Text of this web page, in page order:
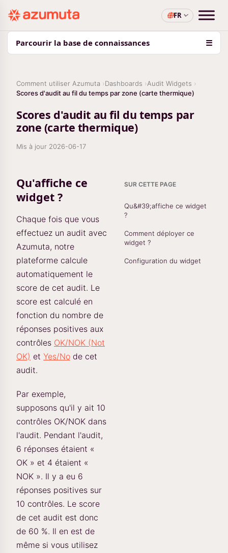
FR
Parcourir la base de connaissances ☰
Comment utiliser Azumuta Dashboards
Audit Widgets
Scores d'audit au fil du temps par zone (carte thermique)
Scores d'audit au fil du temps par
zone (carte thermique)
Mis à jour 2026-06-17
Qu'affiche ce
widget ?
Chaque fois que vous
effectuez un audit avec
Azumuta, notre
plateforme calcule
automatiquement le
score de cet audit. Le
score est calculé en
fonction du nombre de
réponses positives aux
contrôles OK/NOK (Not
OK) et Yes/No de cet
audit.
Par exemple,
supposons qu'il y ait 10
contrôles OK/NOK dans
l'audit. Pendant l'audit,
6 réponses étaient «
OK » et 4 étaient «
NOK ». Il y a eu 6
réponses positives sur
10 contrôles. Le score
de cet audit est donc
de 60 %. Il en est de
même si vous utilisez
SUR CETTE PAGE
Qu&#39;affiche ce widget
?
Comment déployer ce
widget ?
Configuration du widget